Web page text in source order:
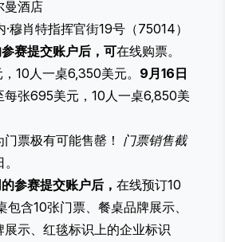
曼酒店
穆肖特指挥官街19号（75014）
赛提交账户后，可在线购票。
10人一桌6,350美元。 9月16日
每张695美元，10人一桌6,850美
票极有可能售罄！ 门票销售截
参赛提交账户后， 在线预订10
包含10张门票、餐桌品牌展示、
示、红毯标识上的企业标识